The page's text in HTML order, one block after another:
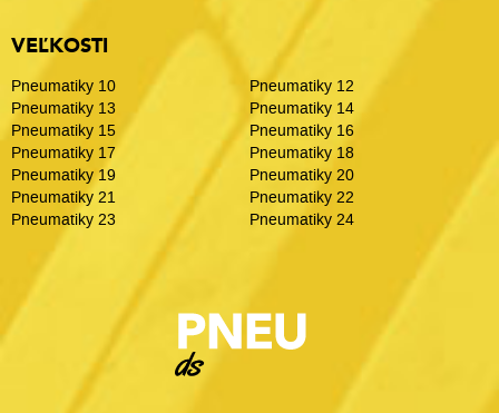
VEĽKOSTI
Pneumatiky 10
Pneumatiky 12
Pneumatiky 13
Pneumatiky 14
Pneumatiky 15
Pneumatiky 16
Pneumatiky 17
Pneumatiky 18
Pneumatiky 19
Pneumatiky 20
Pneumatiky 21
Pneumatiky 22
Pneumatiky 23
Pneumatiky 24